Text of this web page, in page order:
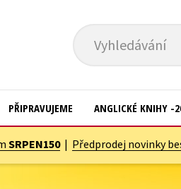
Vyhledávání
PŘIPRAVUJEME ANGLICKÉ KNIHY -
SRPEN150| Předprodej novinky